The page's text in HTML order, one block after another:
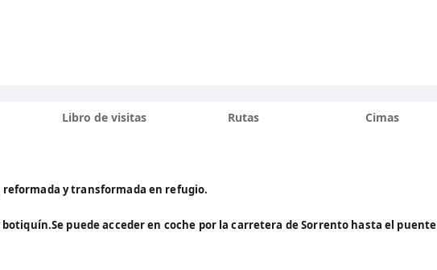
y transformada en refugio.
puede acceder en coche por la carretera de Sorrento hasta el puente
Libro de visitas Rutas
Cimas